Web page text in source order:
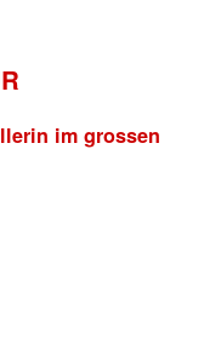
im grossen